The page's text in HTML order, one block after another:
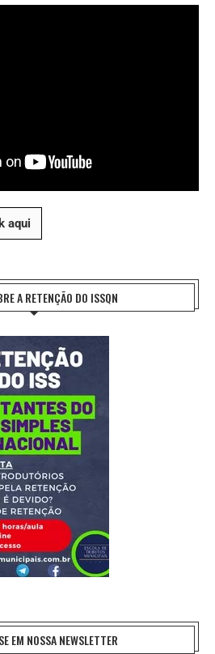
aqui
A RETENÇÃO DO ISSQN
EM NOSSA NEWSLETTER